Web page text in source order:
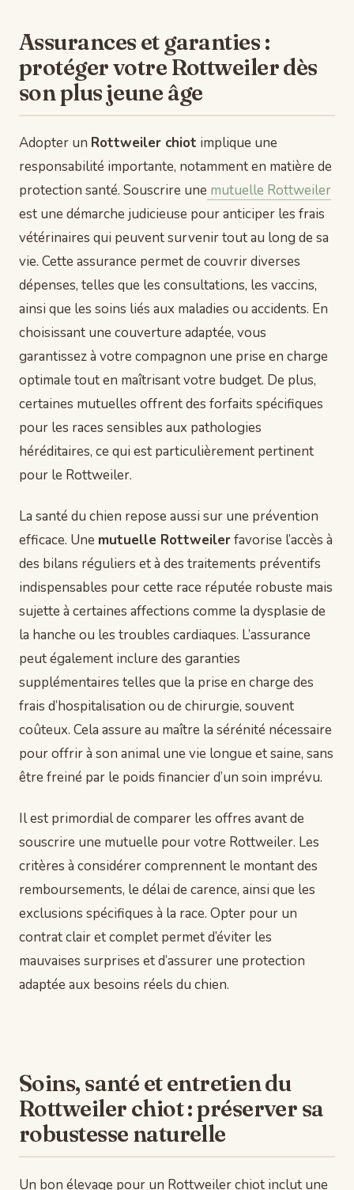
Assurances et garanties :
protéger votre Rottweiler dès
son plus jeune âge
Adopter un Rottweiler chiot implique une
responsabilité importante, notamment en matière de
protection santé. Souscrire une mutuelle Rottweiler
est une démarche judicieuse pour anticiper les frais
vétérinaires qui peuvent survenir tout au long de sa
vie. Cette assurance permet de couvrir diverses
dépenses, telles que les consultations, les vaccins,
ainsi que les soins liés aux maladies ou accidents. En
choisissant une couverture adaptée, vous
garantissez à votre compagnon une prise en charge
optimale tout en maîtrisant votre budget. De plus,
certaines mutuelles offrent des forfaits spécifiques
pour les races sensibles aux pathologies
héréditaires, ce qui est particulièrement pertinent
pour le Rottweiler.
La santé du chien repose aussi sur une prévention
efficace. Une mutuelle Rottweilerfavorise l’accès à
des bilans réguliers et à des traitements préventifs
indispensables pour cette race réputée robuste mais
sujette à certaines affections comme la dysplasie de
la hanche ou les troubles cardiaques. L’assurance
peut également inclure des garanties
supplémentaires telles que la prise en charge des
frais d’hospitalisation ou de chirurgie, souvent
coûteux. Cela assure au maître la sérénité nécessaire
pour offrir à son animal une vie longue et saine, sans
être freiné par le poids financier d’un soin imprévu.
Il est primordial de comparer les offres avant de
souscrire une mutuelle pour votre Rottweiler. Les
critères à considérer comprennent le montant des
remboursements, le délai de carence, ainsi que les
exclusions spécifiques à la race. Opter pour un
contrat clair et complet permet d’éviter les
mauvaises surprises et d’assurer une protection
adaptée aux besoins réels du chien.
Soins, santé et entretien du
Rottweiler chiot : préserver sa
robustesse naturelle
Un bon élevage pour un Rottweiler chiot inclut une